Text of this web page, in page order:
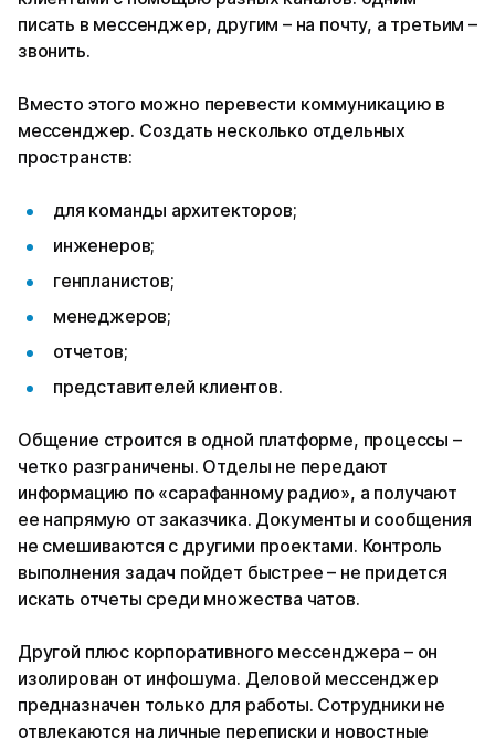
писать в мессенджер, другим – на почту, а третьим –
звонить.
Вместо этого можно перевести коммуникацию в
мессенджер. Создать несколько отдельных
пространств:
для команды архитекторов;
инженеров;
генпланистов;
менеджеров;
отчетов;
представителей клиентов.
Общение строится в одной платформе, процессы –
четко разграничены. Отделы не передают
информацию по «сарафанному радио», а получают
ее напрямую от заказчика. Документы и сообщения
не смешиваются с другими проектами. Контроль
выполнения задач пойдет быстрее – не придется
искать отчеты среди множества чатов.
Другой плюс корпоративного мессенджера – он
изолирован от инфошума. Деловой мессенджер
предназначен только для работы. Сотрудники не
отвлекаются на личные переписки и новостные